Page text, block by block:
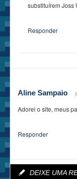
substituírem Joss
Responder
Aline Sampaio
Adorei o site, meus
Responder
DEIXE UMA